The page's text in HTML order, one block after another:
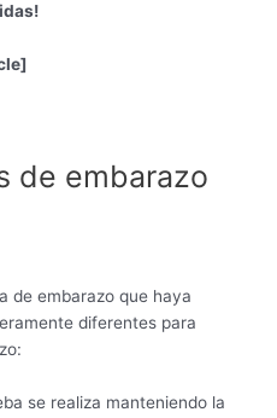
de embarazo
de embarazo que haya
diferentes para
se realiza manteniendo la